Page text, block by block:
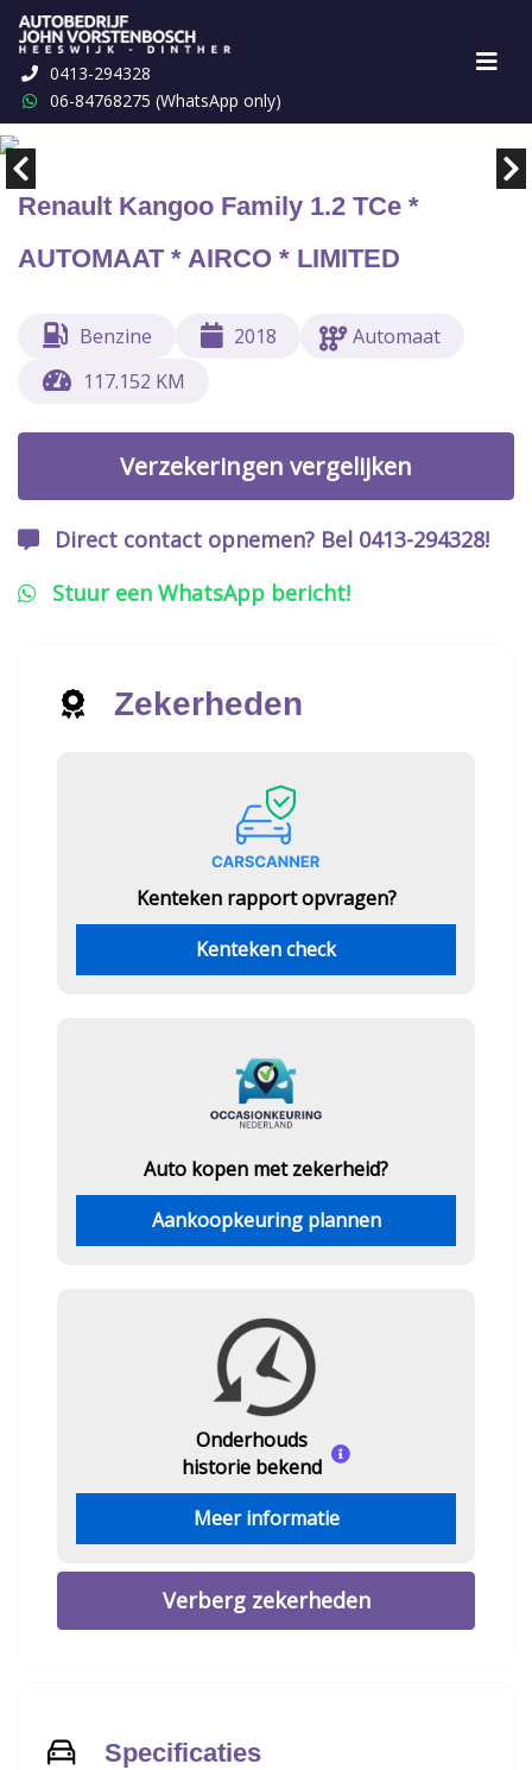
0413-294328
06-84768275 (WhatsApp only)
Renault Kangoo Family 1.2 TCe *
AUTOMAAT * AIRCO * LIMITED
Benzine 2018
Automaat
117.152 KM
Verzekeringen vergelijken
Direct contact opnemen? Bel 0413-294328!
Stuur een WhatsApp bericht!
Zekerheden
Kenteken rapport opvragen?
Kenteken check
Auto kopen met zekerheid?
Aankoopkeuring plannen
Onderhouds
historie bekend
Meer informatie
Verberg zekerheden
Specificaties